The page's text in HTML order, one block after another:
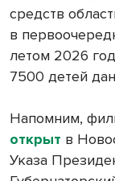
средств
в
летом 2026
7500 детей
Напомним,
открыт в
Указа